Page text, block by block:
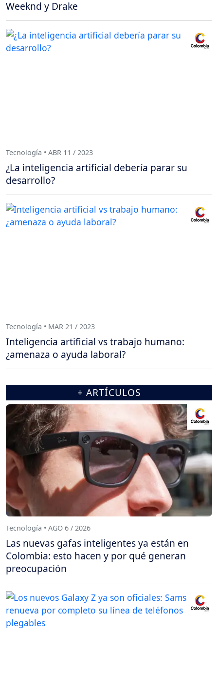
Weeknd y Drake
Tecnología • ABR 11 / 2023
¿La inteligencia artificial debería parar su
desarrollo?
Tecnología • MAR 21 / 2023
Inteligencia artificial vs trabajo humano:
¿amenaza o ayuda laboral?
+ ARTÍCULOS
Tecnología • AGO 6 / 2026
Las nuevas gafas inteligentes ya están en
Colombia: esto hacen y por qué generan
preocupación